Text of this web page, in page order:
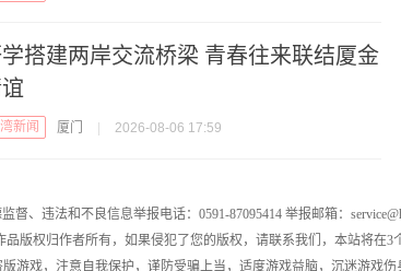
搭建两岸交流桥梁 青春往来联结厦金
新闻 厦门 2026-08-06 17:59
督、违法和不良信息举报电话：0591-87095414 举报邮箱：
品版权归作者所有，如果侵犯了您的版权，请联系我们，本站将在3
游戏，注意自我保护，谨防受骗上当，适度游戏益脑，沉迷游戏伤